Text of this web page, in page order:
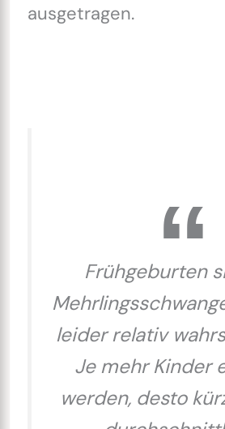
ausgetragen.
Frühgeburten
leider relativ
Je mehr Kinder
werden, desto